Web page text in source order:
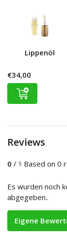
Lippenöl
€34,00
Reviews
0 / 5 Based on 0
Es wurden noch
abgegeben..
Eigene